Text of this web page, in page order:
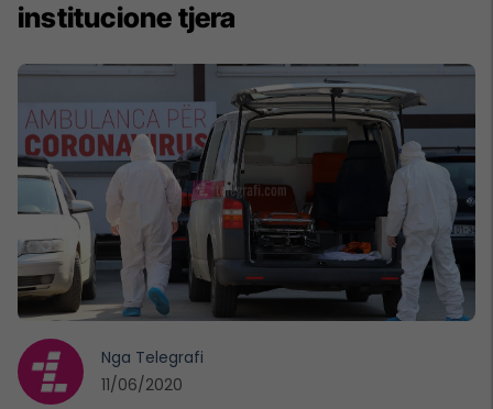
institucione tjera
Nga Telegrafi
11/06/2020